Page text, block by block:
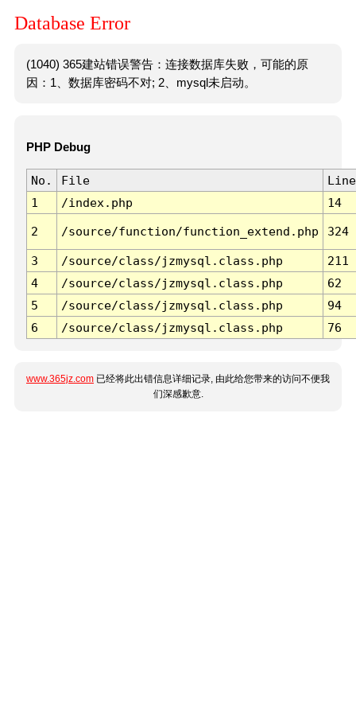
Database Error
(1040) 365建站错误警告：连接数据库失败，可能的原
因：1、数据库密码不对; 2、mysql未启动。
PHP Debug
No. File
Line
1
/index.php 14
2 /source/function/function_extend.php 324
3 /source/class/jzmysql.class.php
211
4
/source/class/jzmysql.class.php
62
5
/source/class/jzmysql.class.php
94
6
/source/class/jzmysql.class.php 76
www.365jz.com 已经将此出错信息详细记录, 由此给您带来的访问不便我
们深感歉意.